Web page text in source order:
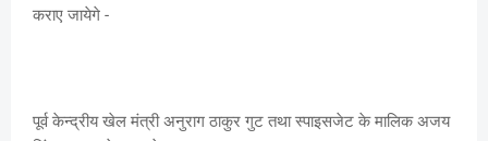
कराए जायेगे -
पूर्व केन्द्रीय खेल मंत्री अनुराग ठाकुर गुट तथा स्पाइसजेट के मालिक अजय